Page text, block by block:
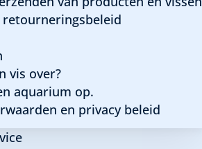
vis over?
aquarium op.
en privacy beleid